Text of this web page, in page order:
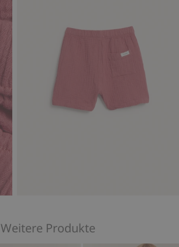
Weitere Produkte